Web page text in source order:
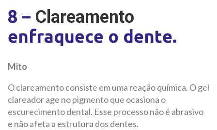
8 – Clareamento
enfraquece o dente.
Mito
O clareamento consiste em uma reação química. O gel
clareador age no pigmento que ocasiona o
escurecimento dental. Esse processo não é abrasivo
e não afeta a estrutura dos dentes.